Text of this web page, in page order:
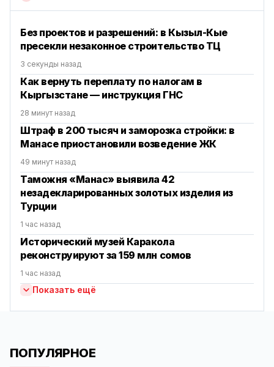
Без проектов и разрешений: в Кызыл-Кые
пресекли незаконное строительство ТЦ
3 секунды назад
Как вернуть переплату по налогам в
Кыргызстане — инструкция ГНС
28 минут назад
Штраф в 200 тысяч и заморозка стройки: в
Манасе приостановили возведение ЖК
49 минут назад
Таможня «Манас» выявила 42
незадекларированных золотых изделия из
Турции
1 час назад
Исторический музей Каракола
реконструируют за 159 млн сомов
1 час назад
Показать ещё
ПОПУЛЯРНОЕ